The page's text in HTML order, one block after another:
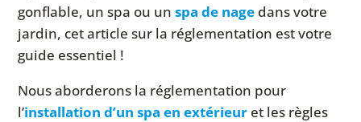
gonflable, un spa ou unspa de nage dans votre
jardin, cet article sur la réglementation est votre
guide essentiel !
Nous aborderons la réglementation pour
l’installation d’un spa en extérieur et les règles